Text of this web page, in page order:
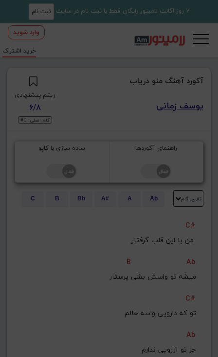
7 روز اکانت لامینور رایگان فقط با ثبت نام در سایت ثبت نام
وارد شوید
خرید اشتراک
آکورد آهنگ منو دریاب
یوسف زمانی
ریتم پیشنهادی
6/8
گام اصلی: C#
راهنمای آکوردها ساده سازی با کاپو
تغییر گام Ab
A
A#
Bb
B
C
C#
B
Ab
میشه تو واسش بشی پرستار
C#
تو که دارویی واسه حالم
Ab
جز تو آرزویی ندارم